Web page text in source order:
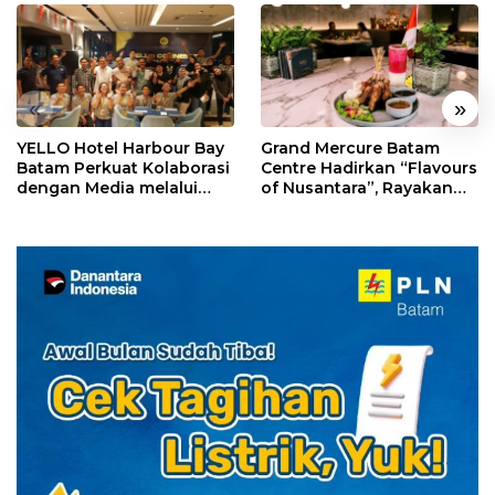
« »
YELLO Hotel Harbour Bay
Batam Perkuat Kolaborasi
dengan Media melalui
Grand Mercure Batam
Centre Hadirkan “Flavours
of Nusantara”, Rayakan